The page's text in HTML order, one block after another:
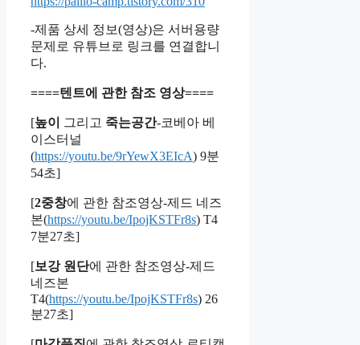
-제품 상세 정보(영상)은 서버용량
문제로 유튜브로 링크를 연결합니
다.
====텐트에 관한 참조 영상====
[높이 그리고 죽는공간-코베아 베
이스터널
(https://youtu.be/9rYewX3EIcA) 9분
54초]
[2중창에 관한 참조영상-제드 네즈
본(https://youtu.be/IpojKSTFr8s) T4
7분27초]
[보강 원단에 관한 참조영상-제드
네즈본
T4(https://youtu.be/IpojKSTFr8s) 26
분27초]